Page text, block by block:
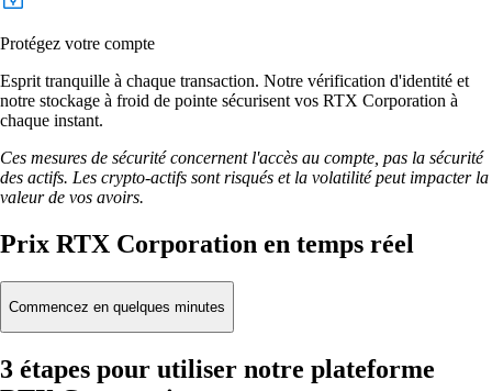
Protégez votre compte
Esprit tranquille à chaque transaction. Notre vérification d'identité et
notre stockage à froid de pointe sécurisent vos RTX Corporation à
chaque instant.
Ces mesures de sécurité concernent l'accès au compte, pas la sécurité
des actifs. Les crypto-actifs sont risqués et la volatilité peut impacter la
valeur de vos avoirs.
Prix RTX Corporation en temps réel
Commencez en quelques minutes
3 étapes pour utiliser notre plateforme